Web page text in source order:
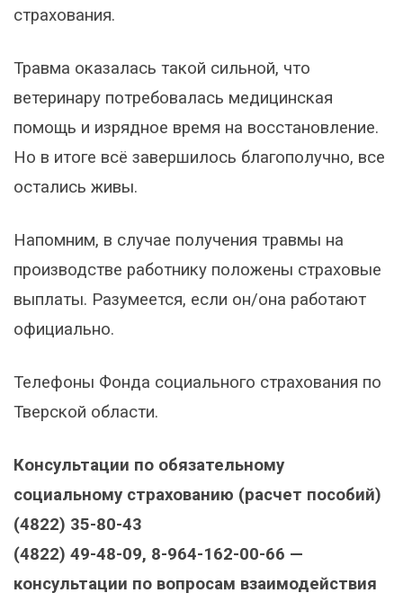
страхования.
Травма оказалась такой сильной, что
ветеринару потребовалась медицинская
помощь и изрядное время на восстановление.
Но в итоге всё завершилось благополучно, все
остались живы.
Напомним, в случае получения травмы на
производстве работнику положены страховые
выплаты. Разумеется, если он/она работают
официально.
Телефоны Фонда социального страхования по
Тверской области.
Консультации по обязательному
социальному страхованию (расчет пособий)
(4822) 35-80-43
(4822) 49-48-09, 8-964-162-00-66 —
консультации по вопросам взаимодействия